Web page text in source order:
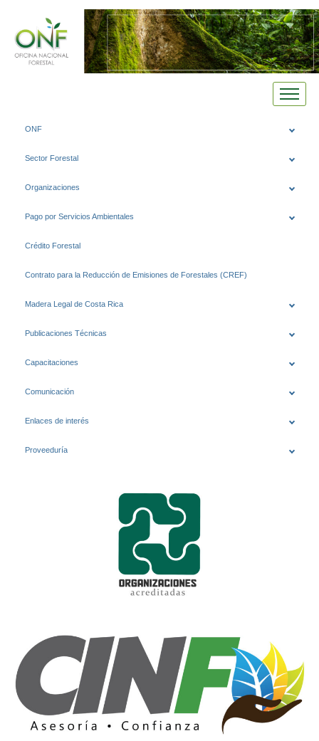
ONF
Sector Forestal
Organizaciones
Pago por Servicios Ambientales
Crédito Forestal
Contrato para la Reducción de Emisiones de Forestales (CREF)
Madera Legal de Costa Rica
Publicaciones Técnicas
Capacitaciones
Comunicación
Enlaces de interés
Proveeduría